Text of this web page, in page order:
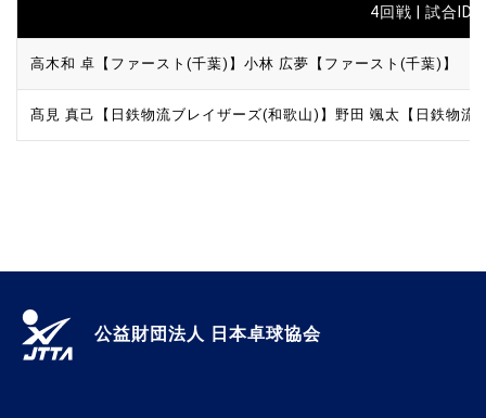
4回戦 | 試合ID
高木和 卓【ファースト(千葉)】 小林 広夢【ファースト(千葉)】
髙見 真己【日鉄物流ブレイザーズ(和歌山)】 野田 颯太【日鉄物流
公益財団法人 日本卓球協会